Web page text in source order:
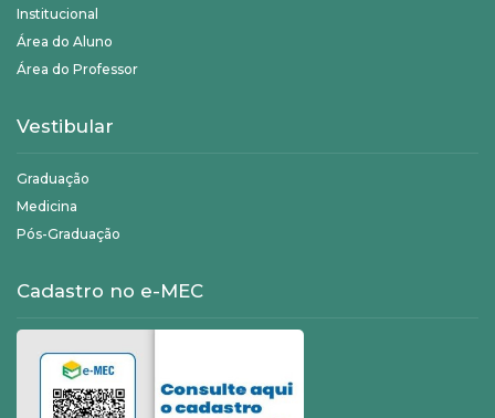
Institucional
Área do Aluno
Área do Professor
Vestibular
Graduação
Medicina
Pós-Graduação
Cadastro no e-MEC